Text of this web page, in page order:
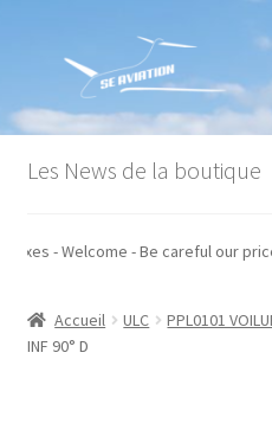
la
navigation
contenu
Accueil
Conditions générales de vente
Mon compte
Les News de la boutique
taxes - Welcome - Be careful our
Accueil ULC PPL0101
INF 90° D